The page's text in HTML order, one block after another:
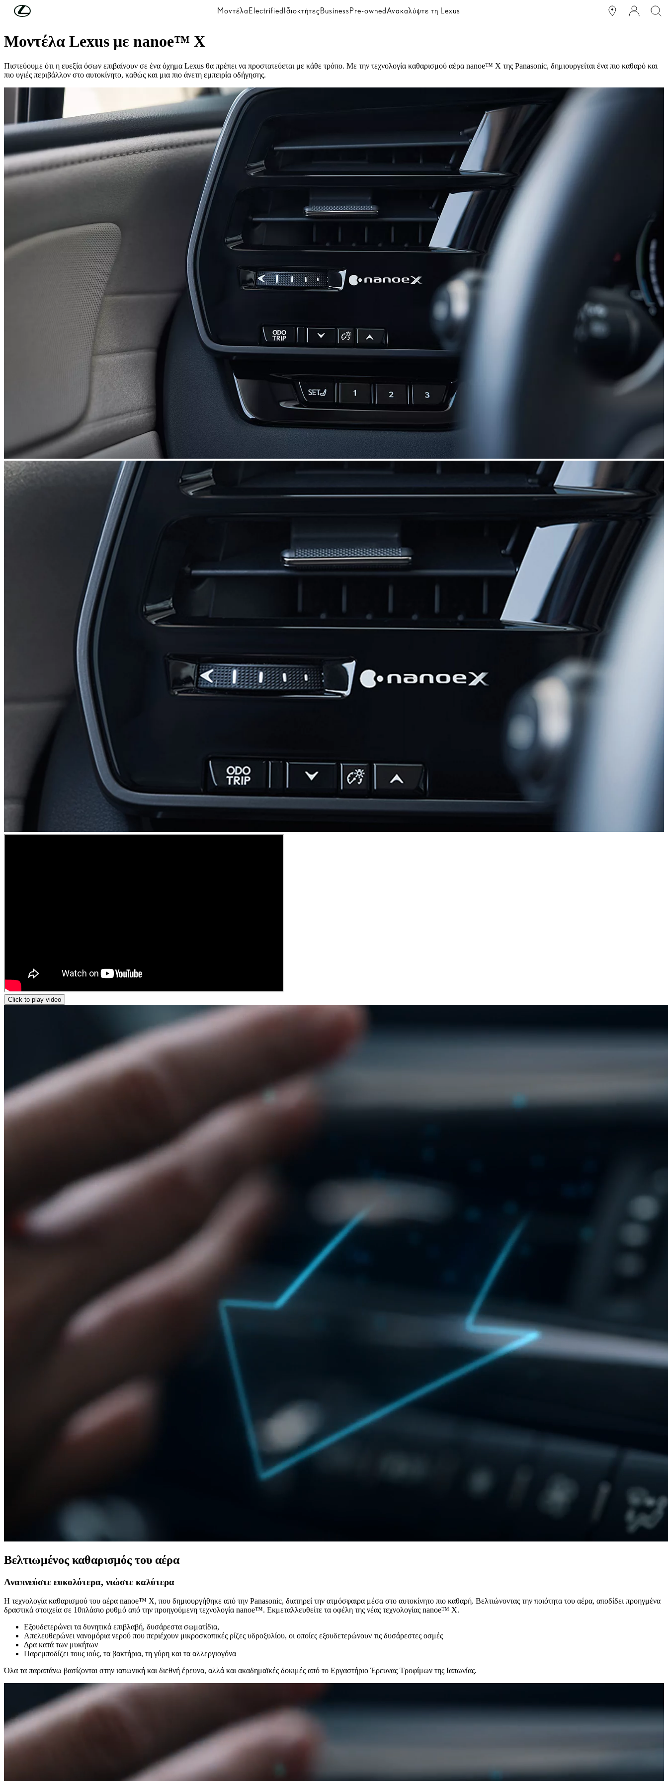
Συνέχεια στο κύριο περιεχόμενο ΜοντέλαElectrifiedΙδιοκτήτεςBusinessPre-ownedΑνακαλύψτε τη Lexus
Τεχνολογία
Μοντέλα Lexus με nanoe™ X
Πιστεύουμε ότι η ευεξία όσων επιβαίνουν σε ένα όχημα Lexus θα πρέπει να προστατεύεται με κάθε τρόπο. Με την τεχνολογία καθαρισμού αέρα nanoe™ X της Panasonic, δημιουργείται ένα πιο καθαρό και
πιο υγιές περιβάλλον στο αυτοκίνητο, καθώς και μια πιο άνετη εμπειρία οδήγησης.
Click to play video
Βελτιωμένος καθαρισμός του αέρα
Αναπνεύστε ευκολότερα, νιώστε καλύτερα
Η τεχνολογία καθαρισμού του αέρα nanoe™ X, που δημιουργήθηκε από την Panasonic, διατηρεί την ατμόσφαιρα μέσα στο αυτοκίνητο πιο καθαρή. Βελτιώνοντας την ποιότητα του αέρα, αποδίδει προηγμένα
δραστικά στοιχεία σε 10πλάσιο ρυθμό από την προηγούμενη τεχνολογία nanoe™. Εκμεταλλευθείτε τα οφέλη της νέας τεχνολογίας nanoe™ Χ.
Εξουδετερώνει τα δυνητικά επιβλαβή, δυσάρεστα σωματίδια,
Απελευθερώνει νανομόρια νερού που περιέχουν μικροσκοπικές ρίζες υδροξυλίου, οι οποίες εξουδετερώνουν τις δυσάρεστες οσμές
Δρα κατά των μυκήτων
Παρεμποδίζει τους ιούς, τα βακτήρια, τη γύρη και τα αλλεργιογόνα
Όλα τα παραπάνω βασίζονται στην ιαπωνική και διεθνή έρευνα, αλλά και ακαδημαϊκές δοκιμές από το Εργαστήριο Έρευνας Τροφίμων της Ιαπωνίας.